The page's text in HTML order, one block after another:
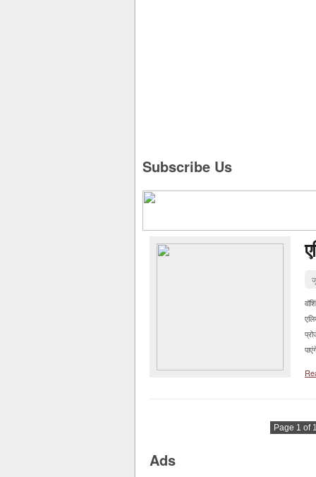
Subscribe Us
Page 1 of
Ads